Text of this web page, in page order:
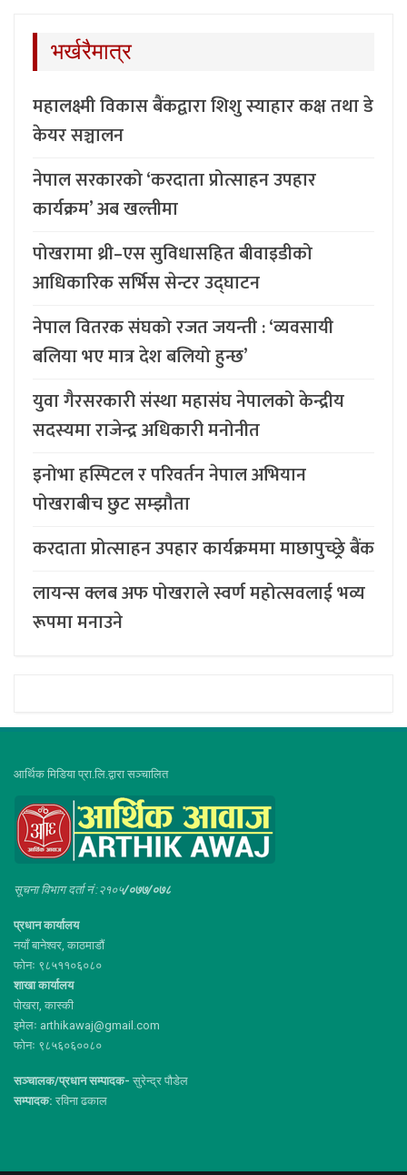
भर्खरैमात्र
महालक्ष्मी विकास बैंकद्वारा शिशु स्याहार कक्ष तथा डे
केयर सञ्चालन
नेपाल सरकारको ‘करदाता प्रोत्साहन उपहार
कार्यक्रम’ अब खल्तीमा
पोखरामा थ्री–एस सुविधासहित बीवाइडीको
आधिकारिक सर्भिस सेन्टर उद्घाटन
नेपाल वितरक संघको रजत जयन्ती : ‘व्यवसायी
बलिया भए मात्र देश बलियो हुन्छ’
युवा गैरसरकारी संस्था महासंघ नेपालको केन्द्रीय
सदस्यमा राजेन्द्र अधिकारी मनोनीत
इनोभा हस्पिटल र परिवर्तन नेपाल अभियान
पोखराबीच छुट सम्झौता
करदाता प्रोत्साहन उपहार कार्यक्रममा माछापुच्छ्र्रे बैंक
लायन्स क्लब अफ पोखराले स्वर्ण महोत्सवलाई भव्य
रूपमा मनाउने
आर्थिक मिडिया प्रा.लि.द्वारा सञ्चालित
सूचना विभाग दर्ता नं :२१०५/०७७/०७८
प्रधान कार्यालय
नयाँ बानेश्वर, काठमाडौं
फोनः ९८५११०६०८०
शाखा कार्यालय
पोखरा, कास्की
इमेलः arthikawaj@gmail.com
फोनः ९८५६०६००८०
सञ्चालक/प्रधान सम्पादक- सुरेन्द्र पौडेल
सम्पादक: रविना ढकाल